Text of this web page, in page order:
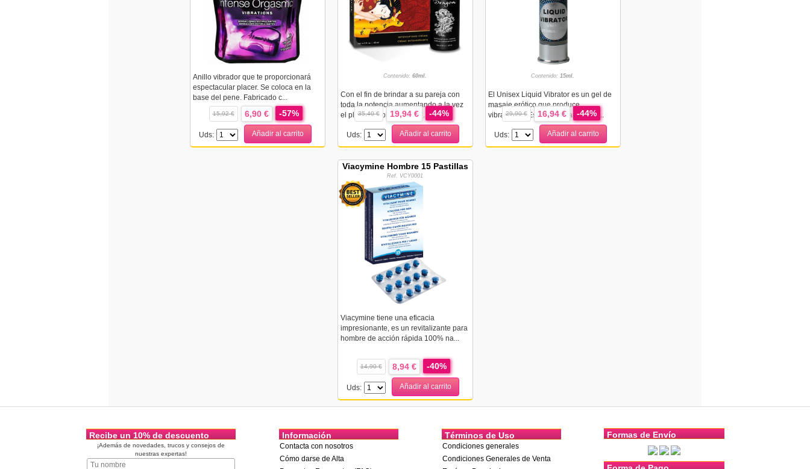
Anillo vibrador que te proporcionará
espectacular placer. Se coloca en la
base del pene. Fabricado c...
15,92 € 6,90 € -57%
Uds: Añadir al carrito
Contenido: 60ml.
Con el fin de brindar a su pareja con
toda la potencia aumentando a la vez
el placer propio, Shunga ...
35,40 € 19,94 € -44%
Uds: Añadir al carrito
Contenido: 15ml.
El Unisex Liquid Vibrator es un gel de
masaje erótico que produce
vibraciones.Este gel vibrante se a...
29,90 € 16,94 € -44%
Uds: Añadir al carrito
Viacymine Hombre 15 Pastillas
Ref. VCY0001
Viacymine tiene una eficacia
impresionante, es un revitalizante para
hombre de acción rápida 100% na...
14,90 € 8,94 € -40%
Uds: Añadir al carrito
Recibe un 10% de descuento
¡Además de novedades, trucos y consejos de
nuestras expertas!
Información
Contacta con nosotros
Cómo darse de Alta
Términos de Uso
Condiciones generales
Condiciones Generales de Venta
Formas de Envío